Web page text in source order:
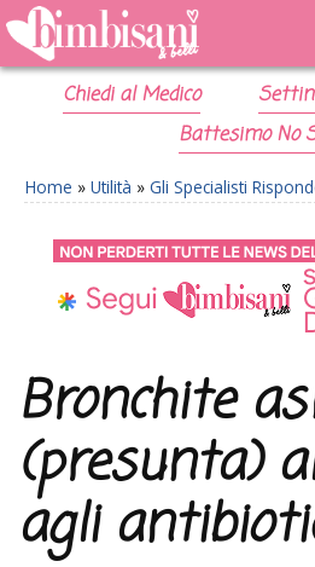
Chiedi al Medico
Battesimo No
Home » Utilità » Gli Specialisti
Bronchite
(presunta)
agli